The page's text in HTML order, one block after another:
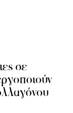
σε